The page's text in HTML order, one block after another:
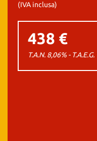
(IVA inclusa)
438 €
T.A.N. 8,06% - T.A.E.G.